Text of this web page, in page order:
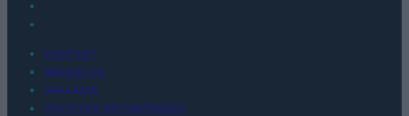
KONTAKT
REDAKCJA
REKLAMA
POLITYKA PRYWATNOŚCI